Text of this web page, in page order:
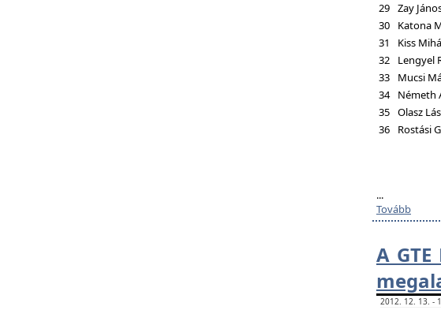
29 Zay
30
Katona
31
Kiss
32
Lengyel
33
Mucsi
34
Németh
35 Olasz
36
Rostási
...
Tovább
A
2012. 12. 13. -